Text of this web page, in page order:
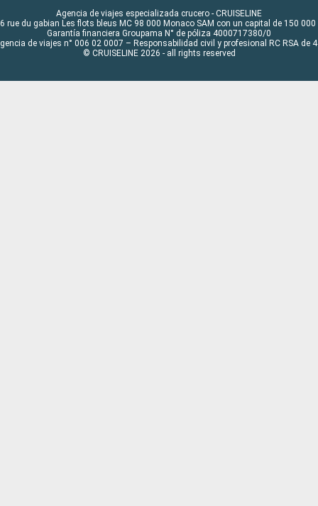
Agencia de viajes especializada crucero - CRUISELINE
rue du gabian Les flots bleus MC 98 000 Monaco SAM con un capital de 150 000
Garantía financiera Groupama N° de póliza 4000717380/0
de viajes n° 006 02 0007 – Responsabilidad civil y profesional RC RSA de
© CRUISELINE 2026 - all rights reserved